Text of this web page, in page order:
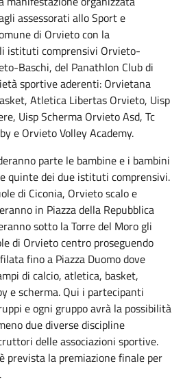
assessorati allo Sport e
di Orvieto con la
istituti comprensivi Orvieto-
Baschi, del Panathlon Club di
sportive aderenti: Orvietana
Atletica Libertas Orvieto, Uisp
Uisp Scherma Orvieto Asd, Tc
e Orvieto Volley Academy.
parte le bambine e i bambini
quinte dei due istituti comprensivi.
di Ciconia, Orvieto scalo e
in Piazza della Repubblica
sotto la Torre del Moro gli
di Orvieto centro proseguendo
fino a Piazza Duomo dove
di calcio, atletica, basket,
e scherma. Qui i partecipanti
e ogni gruppo avrà la possibilità
due diverse discipline
delle associazioni sportive.
prevista la premiazione finale per